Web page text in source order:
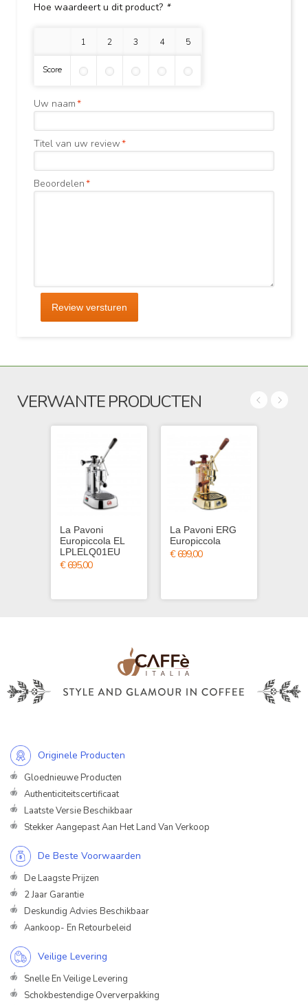
Hoe waardeert u dit product? *
1 ster 2 sterren3 sterren4 sterren5 sterren
Score
*
Uw naam
*
Titel van uw review
*
Beoordelen
Review versturen
VERWANTE PRODUCTEN
La Pavoni
Europiccola EL
LPLELQ01EU
€ 695,00
La Pavoni ERG
Europiccola
€ 699,00
Originele Producten
Gloednieuwe Producten
Authenticiteitscertificaat
Laatste Versie Beschikbaar
Stekker Aangepast Aan Het Land Van Verkoop
De Beste Voorwaarden
De Laagste Prijzen
2 Jaar Garantie
Deskundig Advies Beschikbaar
Aankoop- En Retourbeleid
Veilige Levering
Snelle En Veilige Levering
Schokbestendige Oververpakking